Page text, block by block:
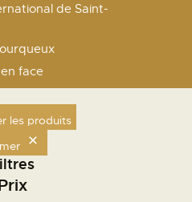
les produits
de Saint-
face
L'ANNÉE